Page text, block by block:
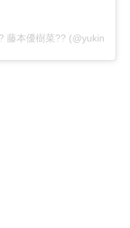
藤本優樹菜??